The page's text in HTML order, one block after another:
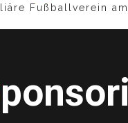
Fußballverein